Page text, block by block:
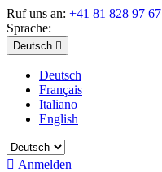
Ruf uns an: +41 81 828 97 67
Sprache:
Deutsch 
Deutsch
Français
Italiano
English
 Anmelden